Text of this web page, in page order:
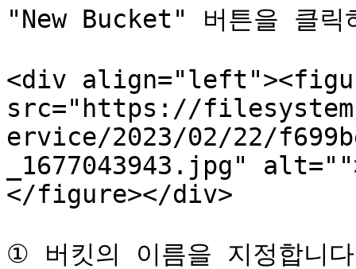
"New Bucket" 버튼을 클릭
<div
src="https://
ervice/2023/02/22/
_1677043943.jpg"
</figure></div>
① 버킷의 이름을 지정합니